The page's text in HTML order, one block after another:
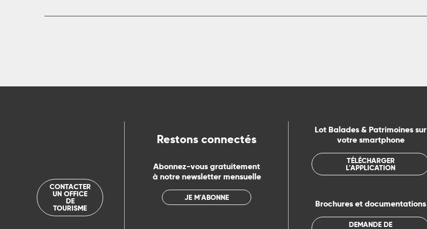
CONTACTER
UN OFFICE
DE
TOURISME
Restons connectés
Abonnez-vous gratuitement
à notre newsletter mensuelle
JE M'ABONNE
Lot Balades & Patrimoines sur
votre smartphone
TÉLÉCHARGER
L'APPLICATION
Brochures et documentations
DEMANDE DE